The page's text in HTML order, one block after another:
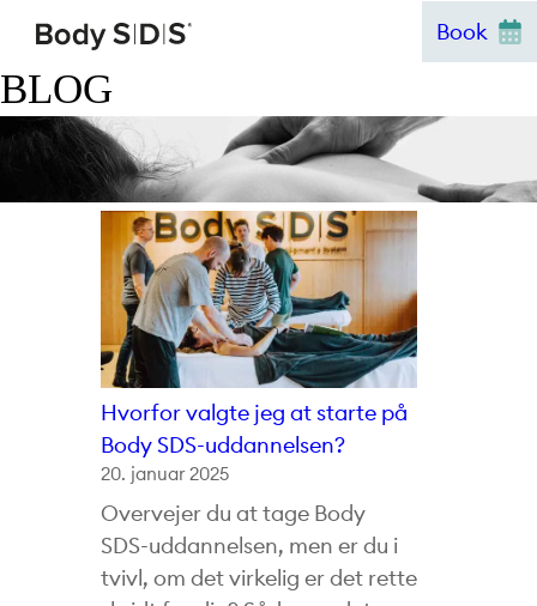
indhold
Book
BLOG
Hvorfor valgte jeg at starte på
Body SDS-uddannelsen?
20. januar 2025
Overvejer du at tage Body
SDS-uddannelsen, men er du i
tvivl, om det virkelig er det rette